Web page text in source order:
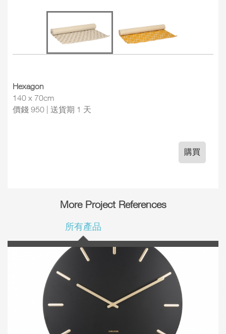
Hexagon
140 x 70cm
價錢 950 | 送貨期 1 天
購買
More Project References
所有產品